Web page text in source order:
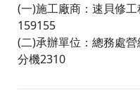
(一)施工廠商：速貝修
159155
(二)承辦單位：總務處
分機2310